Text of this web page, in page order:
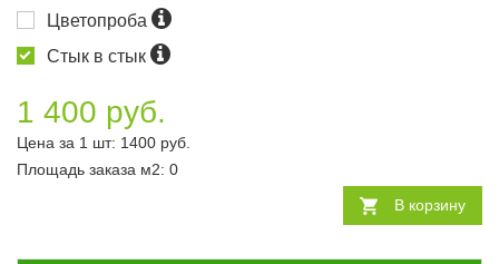
Цветопроба
Стык в стык
1 400 руб.
Цена за 1 шт: 1400 руб.
Площадь заказа м2: 0
В корзину